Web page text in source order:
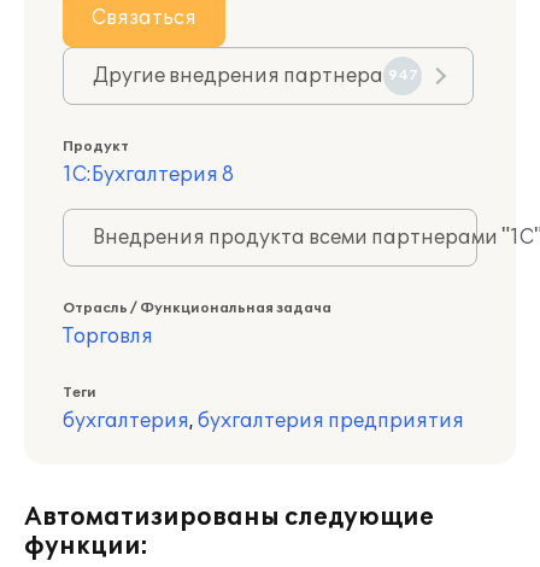
Связаться
Другие внедрения партнера 947
Продукт
1С:Бухгалтерия 8
Внедрения продукта всеми партнерами
Отрасль / Функциональная задача
Торговля
Теги
бухгалтерия, бухгалтерия предприятия
Автоматизированы следующие
функции: